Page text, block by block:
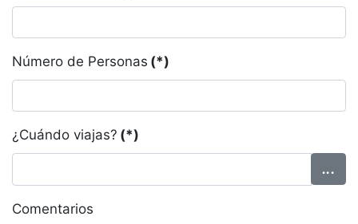
Número de Personas (*)
¿Cuándo viajas? (*)
Comentarios